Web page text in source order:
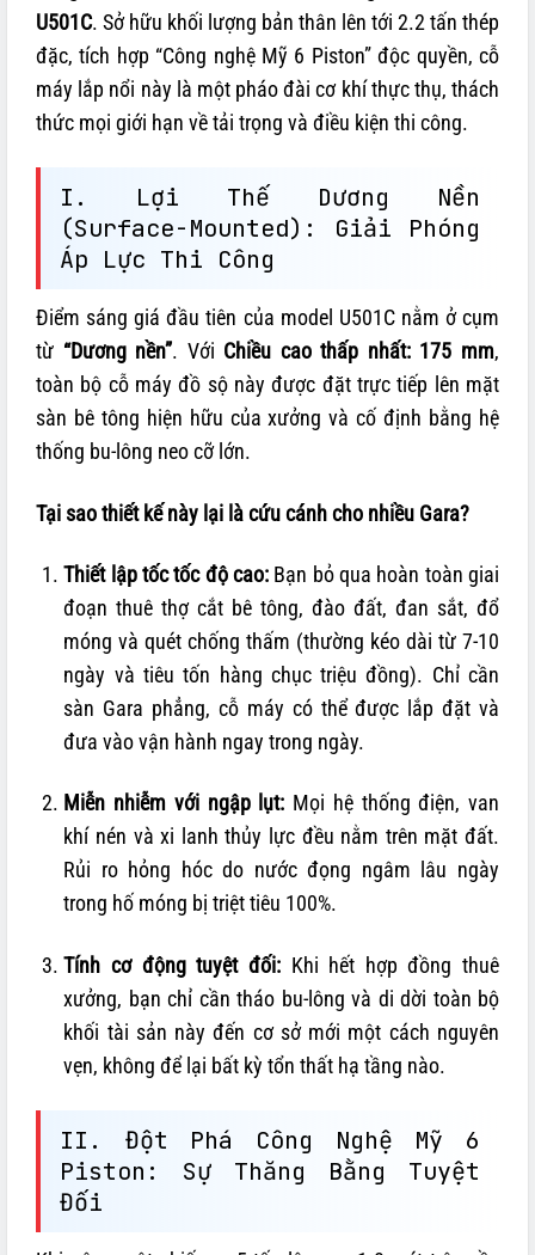
U501C. Sở hữu khối lượng bản thân lên tới 2.2 tấn thép
đặc, tích hợp “Công nghệ Mỹ 6 Piston” độc quyền, cỗ
máy lắp nổi này là một pháo đài cơ khí thực thụ, thách
thức mọi giới hạn về tải trọng và điều kiện thi công.
I. Lợi Thế Dương Nền
(Surface-Mounted): Giải Phóng
Áp Lực Thi Công
Điểm sáng giá đầu tiên của model U501C nằm ở cụm
từ “Dương nền”. Với Chiều cao thấp nhất: 175 mm,
toàn bộ cỗ máy đồ sộ này được đặt trực tiếp lên mặt
sàn bê tông hiện hữu của xưởng và cố định bằng hệ
thống bu-lông neo cỡ lớn.
Tại sao thiết kế này lại là cứu cánh cho nhiều Gara?
Thiết lập tốc tốc độ cao: Bạn bỏ qua hoàn toàn giai
đoạn thuê thợ cắt bê tông, đào đất, đan sắt, đổ
móng và quét chống thấm (thường kéo dài từ 7-10
ngày và tiêu tốn hàng chục triệu đồng). Chỉ cần
sàn Gara phẳng, cỗ máy có thể được lắp đặt và
đưa vào vận hành ngay trong ngày.
Miễn nhiễm với ngập lụt: Mọi hệ thống điện, van
khí nén và xi lanh thủy lực đều nằm trên mặt đất.
Rủi ro hỏng hóc do nước đọng ngâm lâu ngày
trong hố móng bị triệt tiêu 100%.
Tính cơ động tuyệt đối:Khi hết hợp đồng thuê
xưởng, bạn chỉ cần tháo bu-lông và di dời toàn bộ
khối tài sản này đến cơ sở mới một cách nguyên
vẹn, không để lại bất kỳ tổn thất hạ tầng nào.
II. Đột Phá Công Nghệ Mỹ 6
Piston: Sự Thăng Bằng Tuyệt
Đối